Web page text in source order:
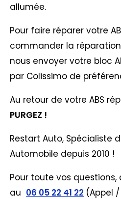
allumée.
Pour faire réparer votre
commander la
nous envoyer votre bloc
par Colissimo de
Au retour de votre ABS
PURGEZ !
Restart Auto, Spécialiste
Automobile depuis 2010 !
Pour toute vos
au 06 05 22 41 22 (Appel